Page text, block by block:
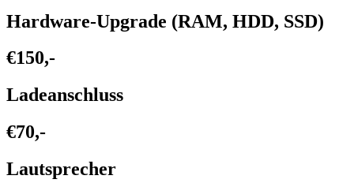
Hardware-Upgrade (RAM, HDD, SSD)
€150,-
Ladeanschluss
€70,-
Lautsprecher